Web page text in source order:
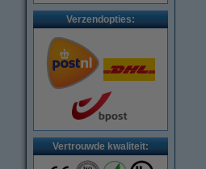
Verzendopties:
Vertrouwde kwaliteit: